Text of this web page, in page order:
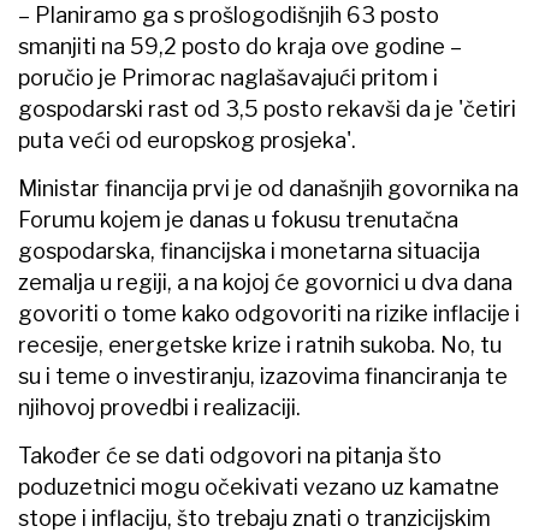
– Planiramo ga s prošlogodišnjih 63 posto
smanjiti na 59,2 posto do kraja ove godine –
poručio je Primorac naglašavajući pritom i
gospodarski rast od 3,5 posto rekavši da je 'četiri
puta veći od europskog prosjeka'.
Ministar financija prvi je od današnjih govornika na
Forumu kojem je danas u fokusu trenutačna
gospodarska, financijska i monetarna situacija
zemalja u regiji, a na kojoj će govornici u dva dana
govoriti o tome kako odgovoriti na rizike inflacije i
recesije, energetske krize i ratnih sukoba. No, tu
su i teme o investiranju, izazovima financiranja te
njihovoj provedbi i realizaciji.
Također će se dati odgovori na pitanja što
poduzetnici mogu očekivati vezano uz kamatne
stope i inflaciju, što trebaju znati o tranzicijskim